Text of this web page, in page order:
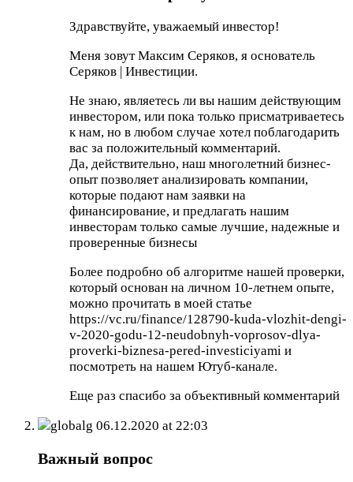
Здравствуйте, уважаемый инвестор!
Меня зовут Максим Серяков, я основатель
Серяков | Инвестиции.
Не знаю, являетесь ли вы нашим действующим
инвестором, или пока только присматриваетесь
к нам, но в любом случае хотел поблагодарить
вас за положительный комментарий.
Да, действительно, наш многолетний бизнес-
опыт позволяет анализировать компании,
которые подают нам заявки на
финансирование, и предлагать нашим
инвесторам только самые лучшие, надежные и
проверенные бизнесы
Более подробно об алгоритме нашей проверки,
который основан на личном 10-летнем опыте,
можно прочитать в моей статье
https://vc.ru/finance/128790-kuda-vlozhit-dengi-
v-2020-godu-12-neudobnyh-voprosov-dlya-
proverki-biznesa-pered-investiciyami и
посмотреть на нашем Ютуб-канале.
Еще раз спасибо за объективный комментарий
globalg 06.12.2020 at 22:03
Важный вопрос